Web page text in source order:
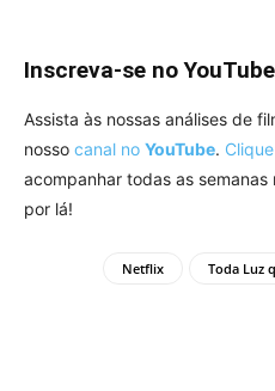
Inscreva-se no
Assista às nossas análises de
nosso canal no YouTube.
acompanhar todas as
por lá!
Netflix Toda Luz